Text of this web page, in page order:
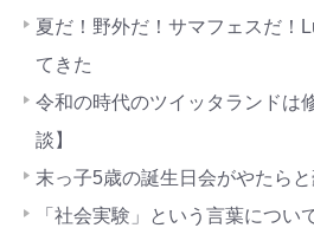
夏だ！野外だ！サマフェスだ！
てきた
令和の時代のツイッタランドは
談】
末っ子5歳の誕生日会がやたらと
「社会実験」という言葉につい